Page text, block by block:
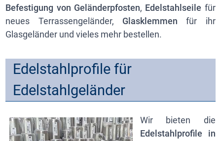
Befestigung von Geländerpfosten, Edelstahlseile für
neues Terrassengeländer, Glasklemmen für ihr
Glasgeländer und vieles mehr bestellen.
Edelstahlprofile für
Edelstahlgeländer
Wir bieten die
Edelstahlprofile in